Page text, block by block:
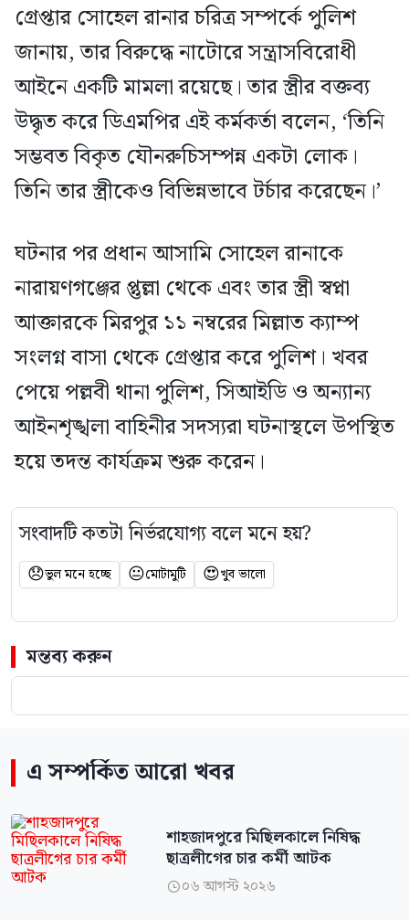
গ্রেপ্তার সোহেল রানার চরিত্র সম্পর্কে পুলিশ
জানায়, তার বিরুদ্ধে নাটোরে সন্ত্রাসবিরোধী
আইনে একটি মামলা রয়েছে। তার স্ত্রীর বক্তব্য
উদ্ধৃত করে ডিএমপির এই কর্মকর্তা বলেন, ‘তিনি
সম্ভবত বিকৃত যৌনরুচিসম্পন্ন একটা লোক।
তিনি তার স্ত্রীকেও বিভিন্নভাবে টর্চার করেছেন।’
ঘটনার পর প্রধান আসামি সোহেল রানাকে
নারায়ণগঞ্জের প্তুল্লা থেকে এবং তার স্ত্রী স্বপ্না
আক্তারকে মিরপুর ১১ নম্বরের মিল্লাত ক্যাম্প
সংলগ্ন বাসা থেকে গ্রেপ্তার করে পুলিশ। খবর
পেয়ে পল্লবী থানা পুলিশ, সিআইডি ও অন্যান্য
আইনশৃঙ্খলা বাহিনীর সদস্যরা ঘটনাস্থলে উপস্থিত
হয়ে তদন্ত কার্যক্রম শুরু করেন।
সংবাদটি কতটা নির্ভরযোগ্য বলে মনে হয়?
😞ভুল মনে হচ্ছে 😐মোটামুটি 😍খুব ভালো
মন্তব্য করুন
এ সম্পর্কিত আরো খবর
শাহজাদপুরে মিছিলকালে নিষিদ্ধ
ছাত্রলীগের চার কর্মী আটক
০৬ আগস্ট ২০২৬